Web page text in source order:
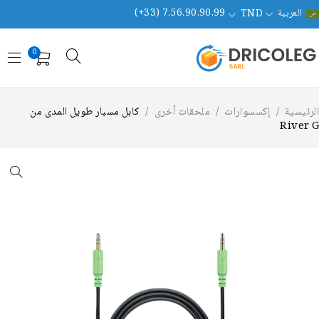
العربية TND
(+33) 7.56.90.90.99
0
إكسسوارات ملحقات أخرى كابل مسبار طويل المدى من
River